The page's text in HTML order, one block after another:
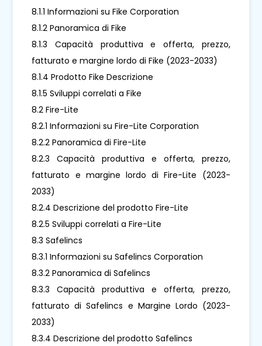
8.1.1 Informazioni su Fike Corporation
8.1.2 Panoramica di Fike
8.1.3 Capacità produttiva e offerta, prezzo,
fatturato e margine lordo di Fike (2023-2033)
8.1.4 Prodotto Fike Descrizione
8.1.5 Sviluppi correlati a Fike
8.2 Fire-Lite
8.2.1 Informazioni su Fire-Lite Corporation
8.2.2 Panoramica di Fire-Lite
8.2.3 Capacità produttiva e offerta, prezzo,
fatturato e margine lordo di Fire-Lite (2023-
2033)
8.2.4 Descrizione del prodotto Fire-Lite
8.2.5 Sviluppi correlati a Fire-Lite
8.3 Safelincs
8.3.1 Informazioni su Safelincs Corporation
8.3.2 Panoramica di Safelincs
8.3.3 Capacità produttiva e offerta, prezzo,
fatturato di Safelincs e Margine Lordo (2023-
2033)
8.3.4 Descrizione del prodotto Safelincs